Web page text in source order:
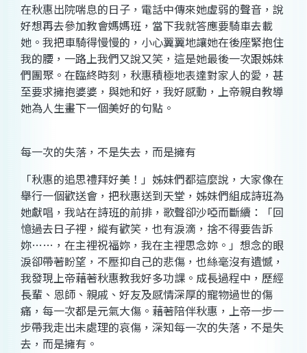
在秋惠出院喘息的日子，電話中傳來她虛弱的聲音，說
好想再去參加教會媽媽班，當下我就答應要騎車去載
她。我把車騎得慢慢的，小心翼翼地讓她在後座緊抱住
我的腰，一路上我們又說又笑，這是她最後一次跟姊妹
們團聚。在臨終時刻，秋惠積極地表達對家人的愛，甚
至要求擁抱婆婆，與她和好，我好感動，上帝親自教導
她為人生畫下一個美好的句點。
每一次的失落，不是失去，而是擁有
「秋惠的追思禮拜好美！」姊妹們都這麼說，大家像在
舉行一個歡送會，把秋惠送到天堂，姊妹們組成詩班為
她獻唱，我站在詩班的前排，歌聲卻沙啞而斷續：「回
憶過去日子裡，縱有歡笑，也有淚滴，捨不得要告訴
妳……，在主裡祝福妳，我在主裡思念妳。」想念的眼
淚卻帶著盼望，不壓抑自己的悲傷，也絲毫沒有遺憾，
我發現上帝藉著秋惠教我好多功課。成長過程中，歷經
長輩、恩師、親戚、好友及感情深厚的寵物過世的傷
痛，每一次都是元氣大傷。藉著陪伴秋惠，上帝一步一
步帶我走出未處理的哀傷，深知每一次的失落，不是失
去，而是擁有。